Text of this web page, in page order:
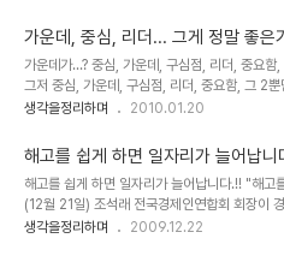
던 기준을 넘어선 행위..
럼버스 그를 진정한 모험가로 바라보아야 하는지
하게 아니라고 생각합니다. -이러한 생각을 갖게
전파하고자 했던 분들의 깨인 시각과 그 파급에
각에 공감하기 때문일 겁니다. 그만큼 앞으로의
좋은 생각과 실천으로 모두가 행복한 세상이 될
Columbus, 1..
가운데, 중심, 리더... 그게 정말 좋은
가운데가...? 중심, 가운데, 구심점, 리더, 중요함
그저 중심, 가운데, 구심점, 리더, 중요함, 그 2뿐
그것이 어떻게 존재하는지는 알 필요도 없고, 지
들여 지고 있는지 모릅니다. 물론, 그것들 -중심,
중요함, 2- 의 중요성을 부인코자 함은 아닙니다
부각되어 더이상 추켜세울 수 없으리 만큼 올라
게 할 필요는 없을 듯 하나... 다만, 핵심은 가운
아니라역할이라는 것을 말하고 싶은 겁니다. 과
생각을정리하며 2010.01.20
해고를 쉽게 하면 일자리가 늘어납니
해고를 쉽게 하면 일자리가 늘어납니다.!! "해고
(12월 21일) 조석래 전국경제인연합회 회장이
여 말했다는 발언 내용입니다. 정말로 그럴까요
생각을정리하며 2009.12.22